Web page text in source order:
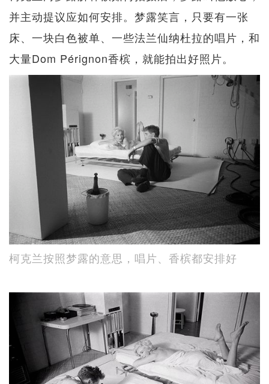
并主动提议应如何安排。梦露笑言，只要有一张
床、一块白色被单、一些法兰仙纳杜拉的唱片，和
大量Dom Pérignon香槟，就能拍出好照片。
柯克兰按照梦露的意思，唱片、香槟都安排好